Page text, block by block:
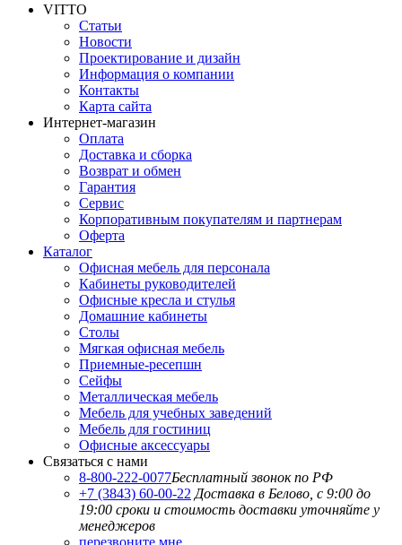
VITTO
Статьи
Новости
Проектирование и дизайн
Информация о компании
Контакты
Карта сайта
Интернет-магазин
Оплата
Доставка и сборка
Возврат и обмен
Гарантия
Сервис
Корпоративным покупателям и партнерам
Оферта
Каталог
Офисная мебель для персонала
Кабинеты руководителей
Офисные кресла и стулья
Домашние кабинеты
Столы
Мягкая офисная мебель
Приемные-ресепшн
Сейфы
Металлическая мебель
Мебель для учебных заведений
Мебель для гостиниц
Офисные аксессуары
Связаться с нами
8-800-222-0077Бесплатный звонок по РФ
+7 (3843) 60-00-22 Доставка в Белово, с 9:00 до
19:00 сроки и стоимость доставки уточняйте у
менеджеров
перезвоните мне